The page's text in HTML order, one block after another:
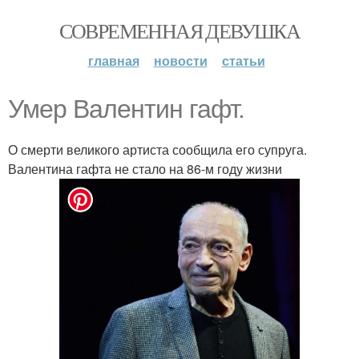
СОВРЕМЕННАЯ ДЕВУШКА
главная новости статьи
Умер Валентин гафт.
О смерти великого артиста сообщила его супруга.
Валентина гафта не стало на 86-м году жизни